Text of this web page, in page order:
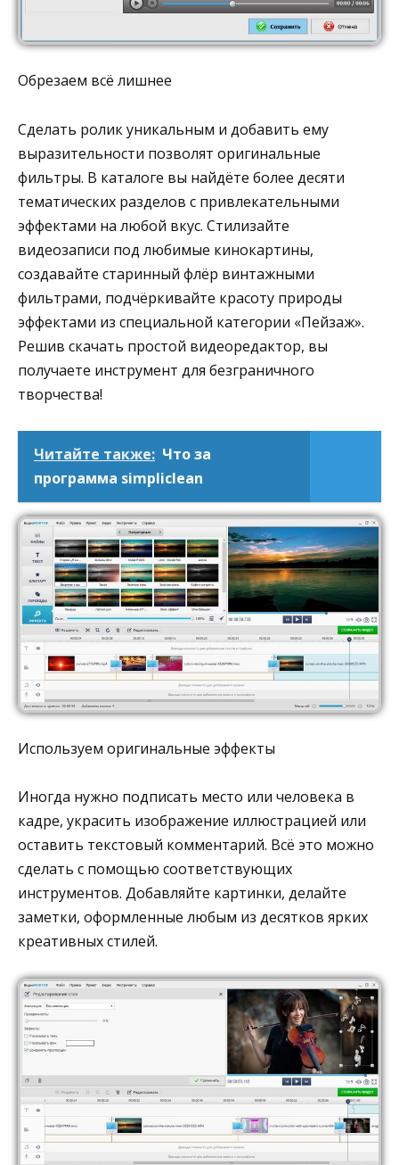
Обрезаем всё лишнее
Сделать ролик уникальным и добавить ему
выразительности позволят оригинальные
фильтры. В каталоге вы найдёте более десяти
тематических разделов с привлекательными
эффектами на любой вкус. Стилизайте
видеозаписи под любимые кинокартины,
создавайте старинный флёр винтажными
фильтрами, подчёркивайте красоту природы
эффектами из специальной категории «Пейзаж».
Решив скачать простой видеоредактор, вы
получаете инструмент для безграничного
творчества!
Читайте также: Что за
программа simpliclean
Используем оригинальные эффекты
Иногда нужно подписать место или человека в
кадре, украсить изображение иллюстрацией или
оставить текстовый комментарий. Всё это можно
сделать с помощью соответствующих
инструментов. Добавляйте картинки, делайте
заметки, оформленные любым из десятков ярких
креативных стилей.